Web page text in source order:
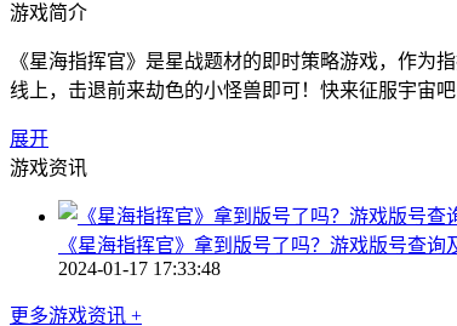
游戏简介
《星海指挥官》是星战题材的即时策略游戏，作为
线上，击退前来劫色的小怪兽即可！快来征服宇宙吧
展开
游戏资讯
《星海指挥官》拿到版号了吗？游戏版号查询
2024-01-17 17:33:48
更多游戏资讯 +